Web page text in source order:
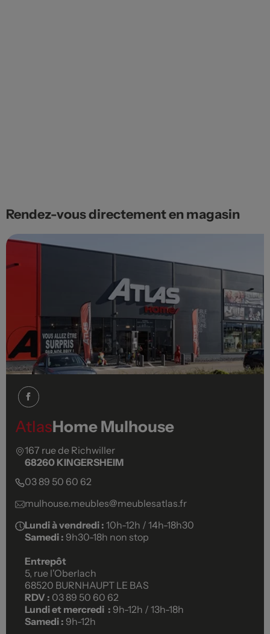
Rendez-vous directement en magasin
AtlasHome Mulhouse
167 rue de Richwiller
68260 KINGERSHEIM
03 89 50 60 62
mulhouse.meubles@meublesatlas.fr
Lundi à vendredi : 10h-12h / 14h-18h30
Samedi : 9h30-18h non stop
Entrepôt
5, rue l'Oberlach
68520 BURNHAUPT LE BAS
RDV : 03 89 50 60 62
Lundi et mercredi : 9h-12h / 13h-18h
Samedi : 9h-12h